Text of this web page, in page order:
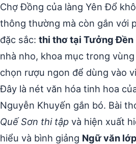
Chợ Đồng của làng Yên Đổ
thông thường mà còn gắn với
đặc sắc: thi thơ tại Tưởng Đền
nhà nho, khoa mục trong
chọn rượu ngon để dùng vào
Đây là nét văn hóa tinh hoa
Nguyễn Khuyến gắn bó. Bài
Quế Sơn thi tập và hiện xuất
hiểu và bình giảng Ngữ văn lớp